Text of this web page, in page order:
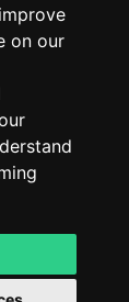
on our